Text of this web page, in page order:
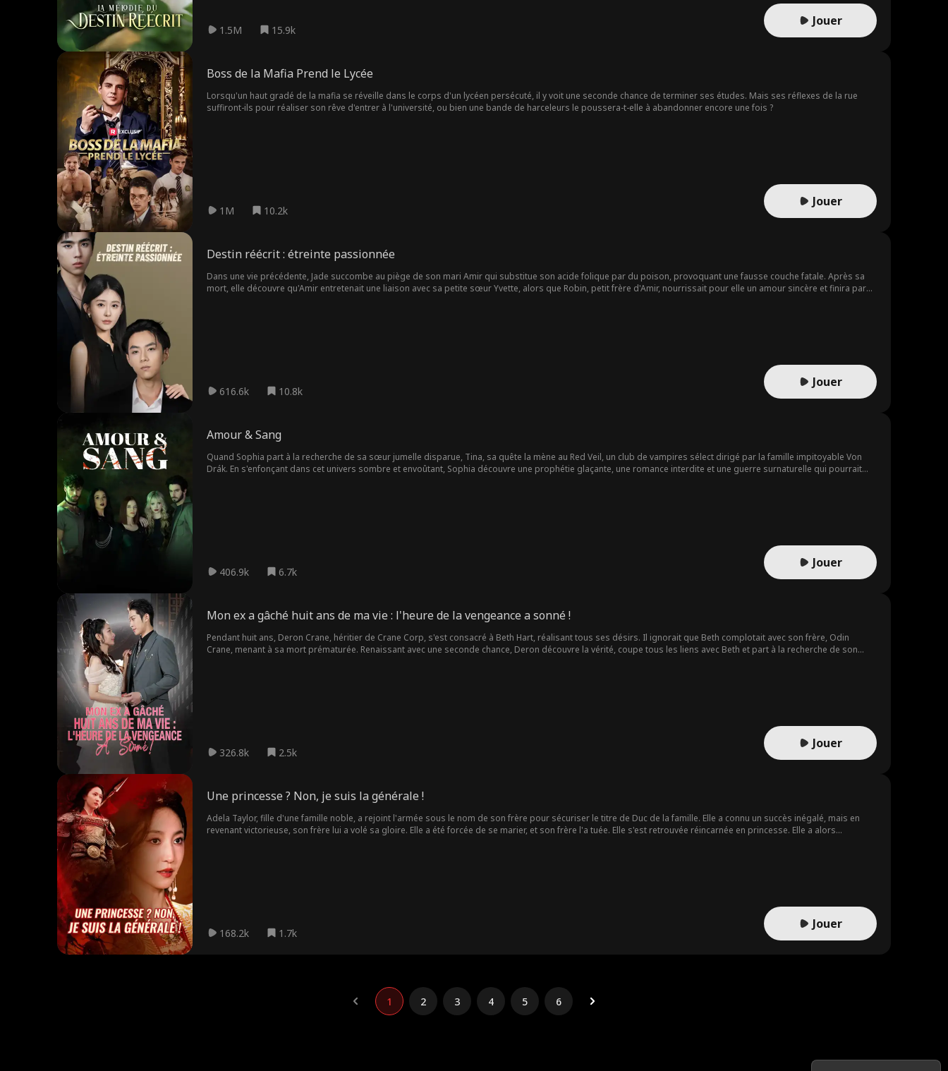
1.5M 15.9k
Jouer
Boss de la Mafia Prend le Lycée
Lorsqu'un haut gradé de la mafia se réveille dans le corps d'un lycéen persécuté, il y voit une seconde chance de terminer ses études. Mais ses réflexes de la rue
suffiront-ils pour réaliser son rêve d'entrer à l'université, ou bien une bande de harceleurs le poussera-t-elle à abandonner encore une fois ?
1M 10.2k
Jouer
Destin réécrit : étreinte passionnée
Dans une vie précédente, Jade succombe au piège de son mari Amir qui substitue son acide folique par du poison, provoquant une fausse couche fatale. Après sa
mort, elle découvre qu'Amir entretenait une liaison avec sa petite sœur Yvette, alors que Robin, petit frère d'Amir, nourrissait pour elle un amour sincère et finira par
616.6k 10.8k
Jouer
Amour & Sang
Quand Sophia part à la recherche de sa sœur jumelle disparue, Tina, sa quête la mène au Red Veil, un club de vampires sélect dirigé par la famille impitoyable Von
Drák. En s'enfonçant dans cet univers sombre et envoûtant, Sophia découvre une prophétie glaçante, une romance interdite et une guerre surnaturelle qui pourrait
406.9k 6.7k
Jouer
Mon ex a gâché huit ans de ma vie : l'heure de la vengeance a sonné !
Pendant huit ans, Deron Crane, héritier de Crane Corp, s'est consacré à Beth Hart, réalisant tous ses désirs. Il ignorait que Beth complotait avec son frère, Odin
Crane, menant à sa mort prématurée. Renaissant avec une seconde chance, Deron découvre la vérité, coupe tous les liens avec Beth et part à la recherche de son
326.8k 2.5k
Jouer
Une princesse ? Non, je suis la générale !
Adela Taylor, fille d'une famille noble, a rejoint l'armée sous le nom de son frère pour sécuriser le titre de Duc de la famille. Elle a connu un succès inégalé, mais en
revenant victorieuse, son frère lui a volé sa gloire. Elle a été forcée de se marier, et son frère l'a tuée. Elle s'est retrouvée réincarnée en princesse. Elle a alors
168.2k 1.7k
Jouer
1 2 3 4 5 6